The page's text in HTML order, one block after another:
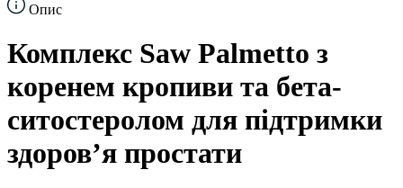
Опис
Комплекс Saw Palmetto з
коренем кропиви та бета-
ситостеролом для підтримки
здоров’я простати